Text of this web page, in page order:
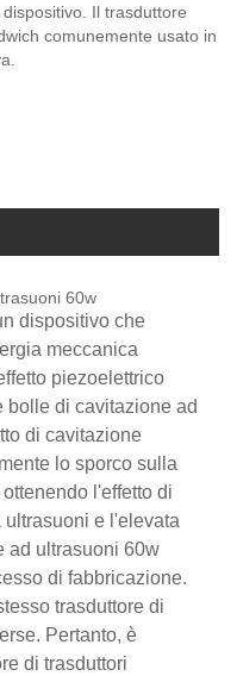
Il trasduttore
comunemente usato in
60w
dispositivo che
meccanica
piezoelettrico
bolle di cavitazione ad
di cavitazione
lo sporco sulla
l'effetto di
e l'elevata
ad ultrasuoni 60w
di fabbricazione.
trasduttore di
Pertanto, è
di trasduttori